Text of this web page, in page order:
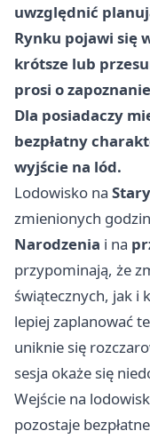
uwzględnić
Rynku pojawi się
krótsze lub
prosi o
Dla posiadaczy
bezpłatny
wyjście na lód.
Lodowisko na
zmienionych
Narodzenia i na
przypominają, że
świątecznych, jak i
lepiej zaplanować
uniknie się
sesja okaże się
Wejście na
pozostaje